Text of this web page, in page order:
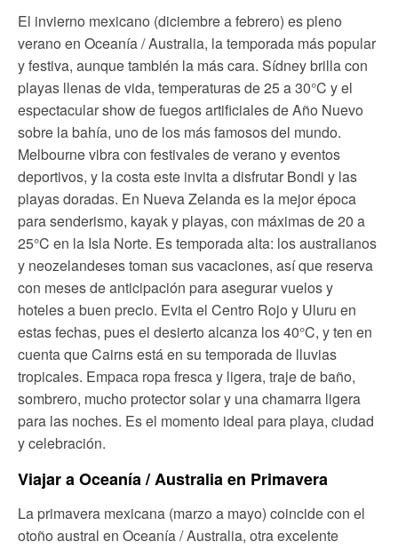
El invierno mexicano (diciembre a febrero) es pleno
verano en Oceanía / Australia, la temporada más popular
y festiva, aunque también la más cara. Sídney brilla con
playas llenas de vida, temperaturas de 25 a 30°C y el
espectacular show de fuegos artificiales de Año Nuevo
sobre la bahía, uno de los más famosos del mundo.
Melbourne vibra con festivales de verano y eventos
deportivos, y la costa este invita a disfrutar Bondi y las
playas doradas. En Nueva Zelanda es la mejor época
para senderismo, kayak y playas, con máximas de 20 a
25°C en la Isla Norte. Es temporada alta: los australianos
y neozelandeses toman sus vacaciones, así que reserva
con meses de anticipación para asegurar vuelos y
hoteles a buen precio. Evita el Centro Rojo y Uluru en
estas fechas, pues el desierto alcanza los 40°C, y ten en
cuenta que Cairns está en su temporada de lluvias
tropicales. Empaca ropa fresca y ligera, traje de baño,
sombrero, mucho protector solar y una chamarra ligera
para las noches. Es el momento ideal para playa, ciudad
y celebración.
Viajar a Oceanía / Australia en Primavera
La primavera mexicana (marzo a mayo) coincide con el
otoño austral en Oceanía / Australia, otra excelente